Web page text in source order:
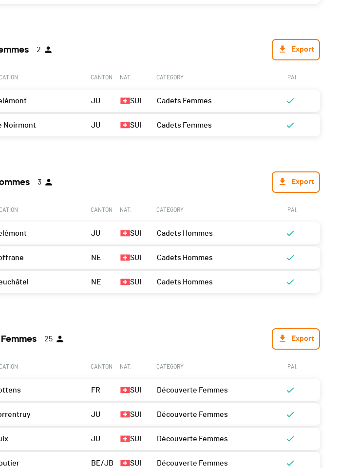
2 Export
CANTON NAT. CATEGORY PAI.
JU SUI Cadets Femmes
Noirmont JU SUI Cadets Femmes
3 Export
CANTON NAT. CATEGORY PAI.
JU SUI Cadets Hommes
NE SUI Cadets Hommes
NE SUI Cadets Hommes
25 Export
CANTON NAT. CATEGORY PAI.
FR SUI Découverte Femmes
JU SUI Découverte Femmes
JU SUI Découverte Femmes
BE/JB SUI Découverte Femmes